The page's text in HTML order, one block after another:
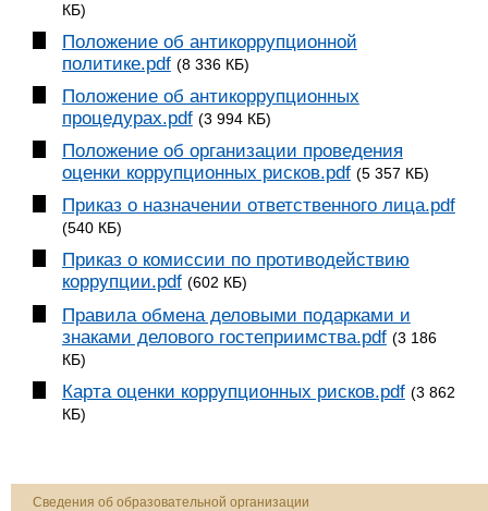
КБ)
Положение об антикоррупционной
политике.pdf (8 336 КБ)
Положение об антикоррупционных
процедурах.pdf (3 994 КБ)
Положение об организации проведения
оценки коррупционных рисков.pdf (5 357 КБ)
Приказ о назначении ответственного лица.pdf
(540 КБ)
Приказ о комиссии по противодействию
коррупции.pdf (602 КБ)
Правила обмена деловыми подарками и
знаками делового гостеприимства.pdf (3 186
КБ)
Карта оценки коррупционных рисков.pdf (3 862
КБ)
Сведения об образовательной организации